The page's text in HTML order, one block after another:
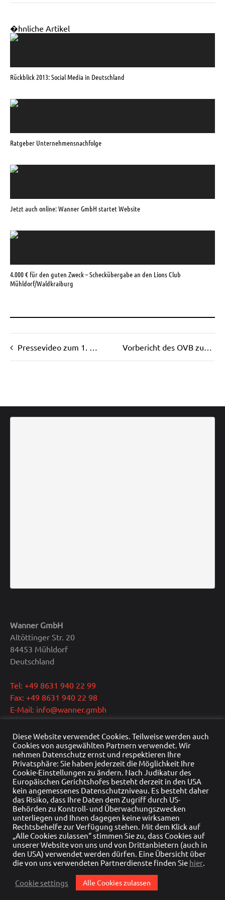
�hnliche Artikel
Rückblick 2013: Social Media in Deutschland
Ratgeber Unternehmensnachfolge
Jetzt auch online: Wanner GmbH startet Website
4.000 € für den guten Zweck – Scheckübergabe an den Lions Club
Mühldorf/Waldkraiburg
Pressevideo zum 1. Wanner Charity Business Run im rfo
Wanner GmbH
Altöttinger Str. 20
84453 Mühldorf
Deutschland
Tel: +49 8631 940 22 99
Fax: +49 8631 940 22 98
E-Mail: info@wanner.gmbh
Geschäftsführer: Dipl.-Ing. Reinhold Wanner
Ust.-IdNr.: DE291415429
HRB Nr.: HRB 22976
Handelsregister: Traunstein
©2026 Wanner - Zukunft entwickeln |Datenschutzerklärung|Impressum
Zum Anfang
Diese Website verwendet Cookies. Teilweise werden auch
Cookies von ausgewählten Partnern verwendet. Wir
nehmen Datenschutz ernst und respektieren Ihre
Privatsphäre: Sie haben jederzeit die Möglichkeit Ihre
Cookie-Einstellungen zu ändern. Nach Judikatur des
Europäischen Gerichtshofes besteht derzeit in den USA
kein angemessenes Datenschutzniveau. Es besteht daher
das Risiko, dass Ihre Daten dem Zugriff durch US-
Behörden zu Kontroll- und Überwachungszwecken
unterliegen und Ihnen dagegen keine wirksamen
Rechtsbehelfe zur Verfügung stehen. Mit dem Klick auf
„Alle Cookies zulassen“ stimmen Sie zu, dass Cookies auf
unserer Website von uns und von Drittanbietern (auch in
den USA) verwendet werden dürfen. Eine Übersicht über
die von uns verwendeten Partnerdienste finden Sie hier.
Cookie settings Alle Cookies zulassen